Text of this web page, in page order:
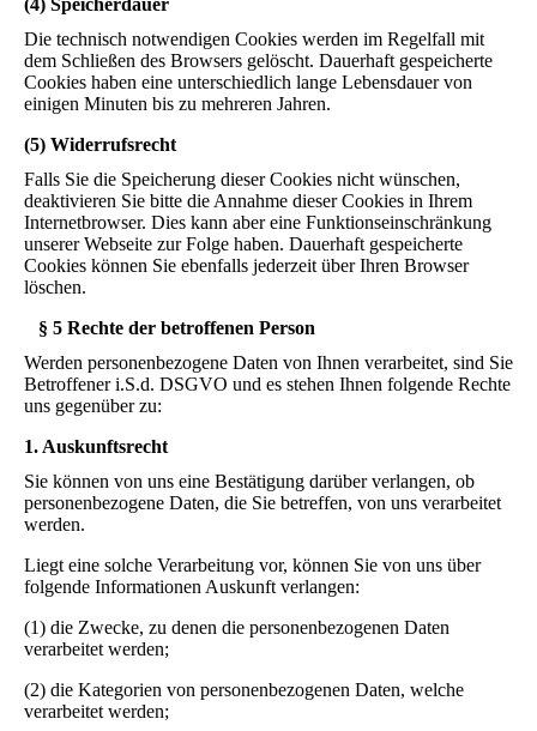
Die technisch notwendigen Cookies werden im Regelfall mit
dem Schließen des Browsers gelöscht. Dauerhaft gespeicherte
Cookies haben eine unterschiedlich lange Lebensdauer von
einigen Minuten bis zu mehreren Jahren.
(5) Widerrufsrecht
Falls Sie die Speicherung dieser Cookies nicht wünschen,
deaktivieren Sie bitte die Annahme dieser Cookies in Ihrem
Internetbrowser. Dies kann aber eine Funktionseinschränkung
unserer Webseite zur Folge haben. Dauerhaft gespeicherte
Cookies können Sie ebenfalls jederzeit über Ihren Browser
löschen.
§ 5 Rechte der betroffenen Person
Werden personenbezogene Daten von Ihnen verarbeitet, sind Sie
Betroffener i.S.d. DSGVO und es stehen Ihnen folgende Rechte
uns gegenüber zu:
1. Auskunftsrecht
Sie können von uns eine Bestätigung darüber verlangen, ob
personenbezogene Daten, die Sie betreffen, von uns verarbeitet
werden.
Liegt eine solche Verarbeitung vor, können Sie von uns über
folgende Informationen Auskunft verlangen:
(1) die Zwecke, zu denen die personenbezogenen Daten
verarbeitet werden;
(2) die Kategorien von personenbezogenen Daten, welche
verarbeitet werden;